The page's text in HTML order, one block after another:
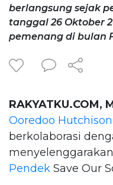
berlangsung sejak
tanggal 26 Oktober
pemenang di bulan
RAKYATKU.COM,
Ooredoo Hutchison
berkolaborasi
Pendek Save Our